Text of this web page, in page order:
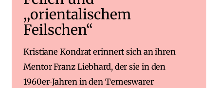
,,orientalischem
Feilschen“
Kristiane Kondrat erinnert sich an ihren
Mentor Franz Liebhard, der sie in den
1960er-Jahren in den Temeswarer